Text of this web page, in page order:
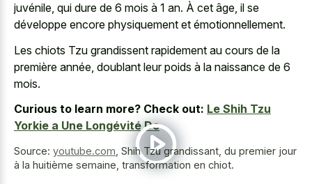
juvénile, qui dure de 6 mois à 1 an. À cet âge, il se
développe encore physiquement et émotionnellement.
Les chiots Tzu grandissent rapidement au cours de la
première année, doublant leur poids à la naissance de 6
mois.
Curious to learn more? Check out: Le Shih Tzu
Yorkie a Une Longévité De
Source: youtube.com Shih Tzu grandissant, du premier jour
à la huitième semaine, transformation en chiot.